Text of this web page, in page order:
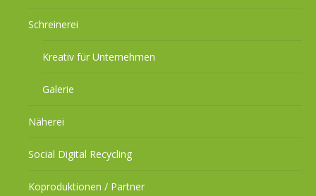
Schreinerei
Kreativ für Unternehmen
Galerie
Näherei
Social Digital Recycling
Koproduktionen / Partner